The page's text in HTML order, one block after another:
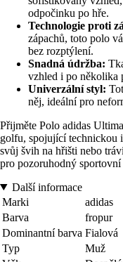
odpočinku po hře.
Technologie proti
zápachů, toto polo
bez rozptýlení.
Snadná údržba:
vzhled i po několika
Univerzální styl:
něj, ideální pro
Přijměte Polo adidas
golfu, spojující technickou
svůj švih na hřišti nebo
pro pozoruhodný sportovní
Další informace
Marki
adidas
Barva
fropur
Dominantní barva Fialová
Typ
Muž